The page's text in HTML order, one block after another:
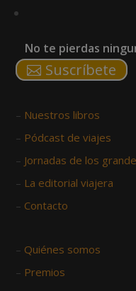
No te pierdas
Suscríbete
– Nuestros libros
– Pódcast de viajes
– Jornadas de los
– La editorial viajera
– Contacto
– Quiénes somos
– Premios